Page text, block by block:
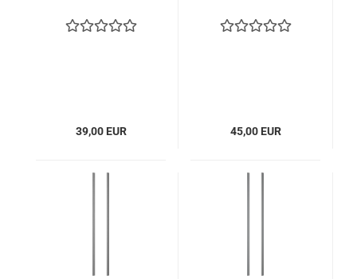
39,00 EUR 45,00 EUR